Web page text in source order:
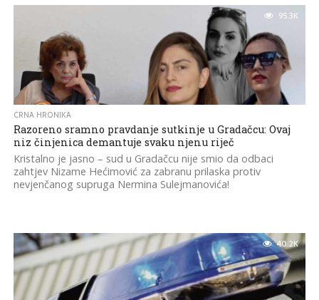
95.3K
CRNA HRONIKA
Razoreno sramno pravdanje sutkinje u Gradačcu: Ovaj
niz činjenica demantuje svaku njenu riječ
Kristalno je jasno – sud u Gradačcu nije smio da odbaci
zahtjev Nizame Hećimović za zabranu prilaska protiv
nevjenčanog supruga Nermina Sulejmanovića!
40.2K